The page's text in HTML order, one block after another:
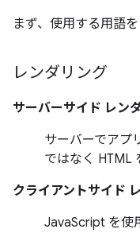
まず、使用する用語
レンダリング
サーバーサイド レン
サーバーでアプ
ではなく HTML
クライアントサイド
JavaScript を使